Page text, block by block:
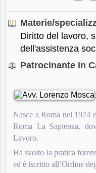
Materie/
Diritto del lavoro,
dell'assistenza
Patrocinante in
Nasce a Roma nel 1974
Roma La Sapienza,
Lavoro.
Ha svolto la pratica
ed è iscritto all’Ordine